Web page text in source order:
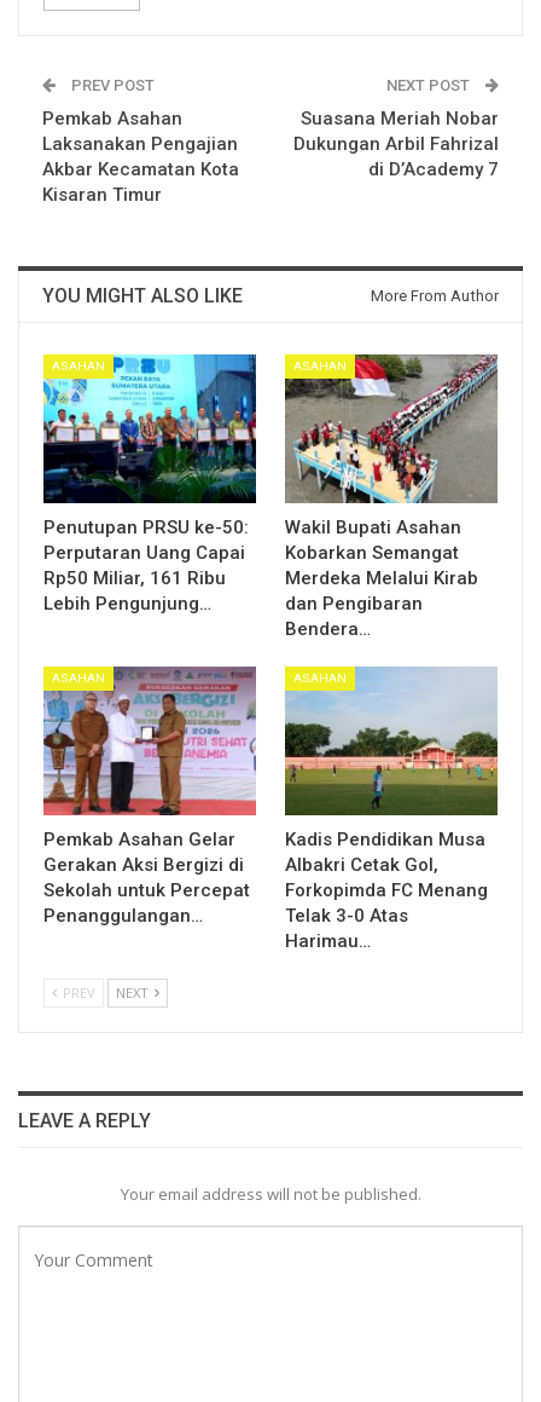
PREV POST
Pemkab Asahan
Laksanakan Pengajian
Akbar Kecamatan Kota
Kisaran Timur
NEXT POST
Suasana Meriah Nobar
Dukungan Arbil Fahrizal
di D’Academy 7
YOU MIGHT ALSO LIKE More From Author
ASAHAN
Penutupan PRSU ke-50:
Perputaran Uang Capai
Rp50 Miliar, 161 Ribu
Lebih Pengunjung…
ASAHAN
Wakil Bupati Asahan
Kobarkan Semangat
Merdeka Melalui Kirab
dan Pengibaran
Bendera…
ASAHAN
Pemkab Asahan Gelar
Gerakan Aksi Bergizi di
Sekolah untuk Percepat
Penanggulangan…
ASAHAN
Kadis Pendidikan Musa
Albakri Cetak Gol,
Forkopimda FC Menang
Telak 3-0 Atas
Harimau…
PREV NEXT
LEAVE A REPLY
Your email address will not be published.